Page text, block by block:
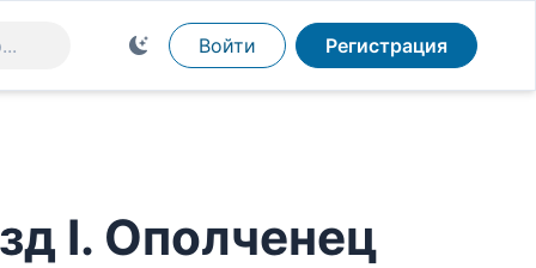
Войти Регистрация
I. Ополченец